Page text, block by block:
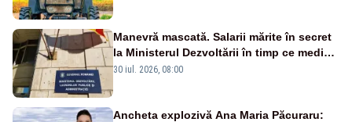
Manevră mascată. Salarii mărite în secret
la Ministerul Dezvoltării în timp ce medicii
ies în stradă
30 iul. 2026, 08:00
Ancheta explozivă Ana Maria Păcuraru: